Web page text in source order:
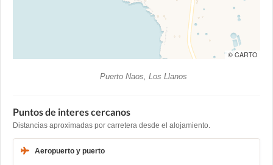
© CARTO
Puerto Naos, Los Llanos
Puntos de interes cercanos
Distancias aproximadas por carretera desde el alojamiento.
Aeropuerto y puerto